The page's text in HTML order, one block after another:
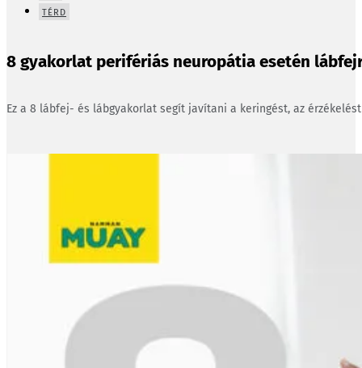
TÉRD
8 gyakorlat perifériás neuropátia esetén
Ez a 8 lábfej- és lábgyakorlat segít javítani a keringést, az